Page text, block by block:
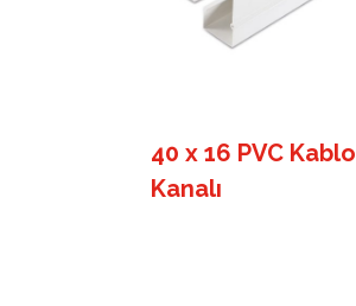
40 x 16 PVC Kablo
Kanalı